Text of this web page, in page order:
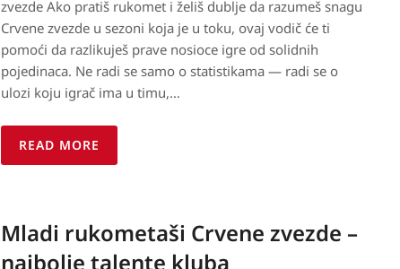
zvezde Ako pratiš rukomet i želiš dublje da razumeš snagu
Crvene zvezde u sezoni koja je u toku, ovaj vodič će ti
pomoći da razlikuješ prave nosioce igre od solidnih
pojedinaca. Ne radi se samo o statistikama — radi se o
ulozi koju igrač ima u timu,…
READ MORE
Mladi rukometaši Crvene zvezde –
najbolje talente kluba